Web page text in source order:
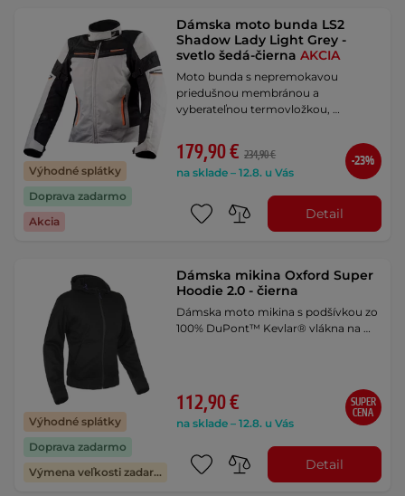
Výhodné splátky
Doprava zadarmo
Akcia
Dámska moto bunda LS2
Shadow Lady Light Grey -
svetlo šedá-čiernaAKCIA
Moto bunda s nepremokavou
priedušnou membránou a
vyberateľnou termovložkou, …
179,90 € 234,90 €
na sklade – 12.8. u Vás
-23%
Detail
Výhodné splátky
Doprava zadarmo
Výmena veľkosti zadarmo
Dámska mikina Oxford Super
Hoodie 2.0 - čierna
Dámska moto mikina s podšívkou zo
100% DuPont™ Kevlar® vlákna na …
112,90 €
na sklade – 12.8. u Vás
SUPER
CENA
Detail